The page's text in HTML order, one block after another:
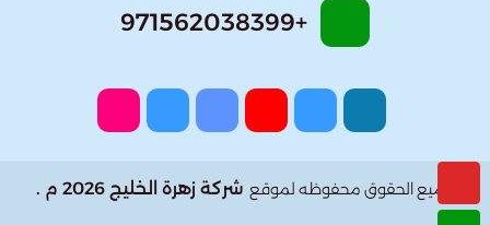
+971562038399
جميع الحقوق محفوظه لموقع شركة زهرة الخليج 2026 م .